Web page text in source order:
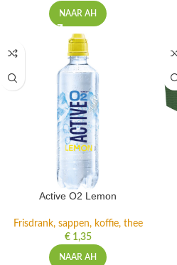
NAAR AH
Active O2 Lemon
Frisdrank, sappen, koffie, thee
€1,35
NAAR AH